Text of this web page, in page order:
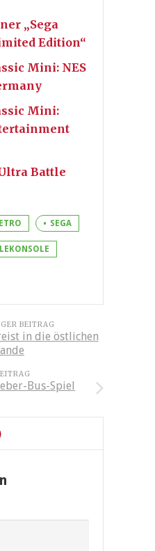
„Sega
Edition“
Mini: NES
Mini:
Battle
SEGA
BEITRAG
in die östlichen
Bus-Spiel